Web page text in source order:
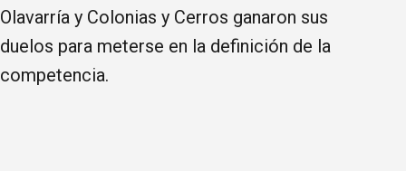
Olavarría y Colonias y Cerros ganaron sus
duelos para meterse en la definición de la
competencia.